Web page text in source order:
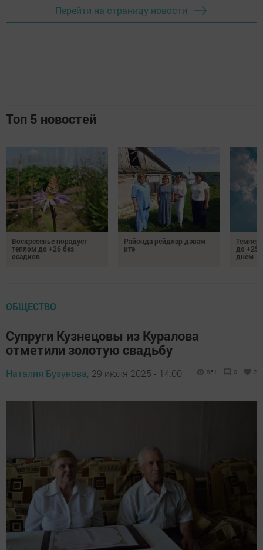
Перейти на страницу новости
Топ 5 новостей
Воскресенье порадует
теплом до +26 без
осадков
Районда рейдлар дәвам
итә
до +25
днём
ОБЩЕСТВО
Супруги Кузнецовы из Куралова
отметили золотую свадьбу
Наталия Бузунова, 29 июля 2025 - 14:00 851 0 2